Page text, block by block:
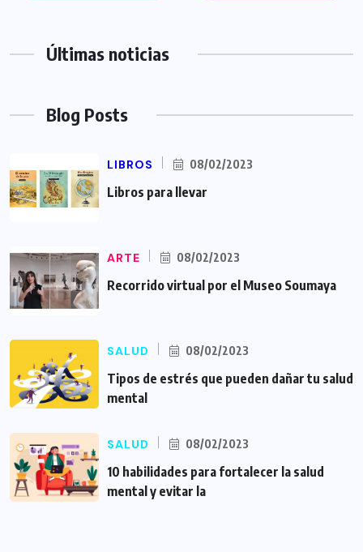
Últimas noticias
Blog Posts
LIBROS 08/02/2023
Libros para llevar
ARTE 08/02/2023
Recorrido virtual por el Museo Soumaya
SALUD 08/02/2023
Tipos de estrés que pueden dañar tu salud
mental
SALUD 08/02/2023
10 habilidades para fortalecer la salud
mental y evitar la